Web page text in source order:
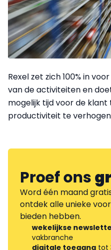
Rexel zet zich 100% in
van de activiteiten en
mogelijk tijd voor de
productiviteit te
Proef ons
Word één maand
ontdek alle unieke
bieden hebben.
wekelijkse
vakbranche
digitale toegang tot